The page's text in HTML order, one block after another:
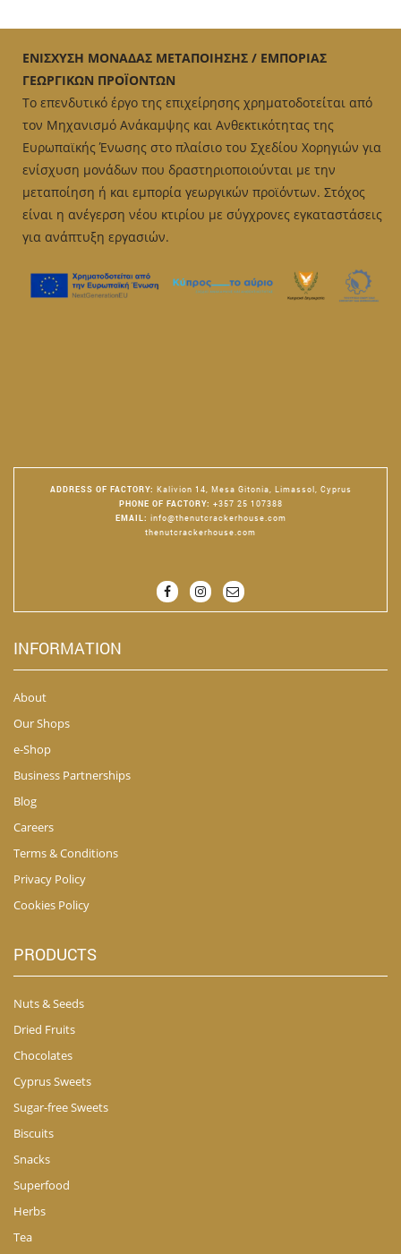
ΕΝΙΣΧΥΣΗ ΜΟΝΑΔΑΣ ΜΕΤΑΠΟΙΗΣΗΣ / ΕΜΠΟΡΙΑΣ
ΓΕΩΡΓΙΚΩΝ ΠΡΟΪΟΝΤΩΝ
Το επενδυτικό έργο της επιχείρησης χρηματοδοτείται από
τον Μηχανισμό Ανάκαμψης και Ανθεκτικότητας της
Ευρωπαϊκής Ένωσης στο πλαίσιο του Σχεδίου Χορηγιών για
ενίσχυση μονάδων που δραστηριοποιούνται με την
μεταποίηση ή και εμπορία γεωργικών προϊόντων. Στόχος
είναι η ανέγερση νέου κτιρίου με σύγχρονες εγκαταστάσεις
για ανάπτυξη εργασιών.
ADDRESS OF FACTORY: Kalivion 14, Mesa Gitonia, Limassol, Cyprus
PHONE OF FACTORY: +357 25 107388
EMAIL: info@thenutcrackerhouse.com
thenutcrackerhouse.com
INFORMATION
About
Our Shops
e-Shop
Business Partnerships
Blog
Careers
Terms & Conditions
Privacy Policy
Cookies Policy
PRODUCTS
Nuts & Seeds
Dried Fruits
Chocolates
Cyprus Sweets
Sugar-free Sweets
Biscuits
Snacks
Superfood
Herbs
Tea